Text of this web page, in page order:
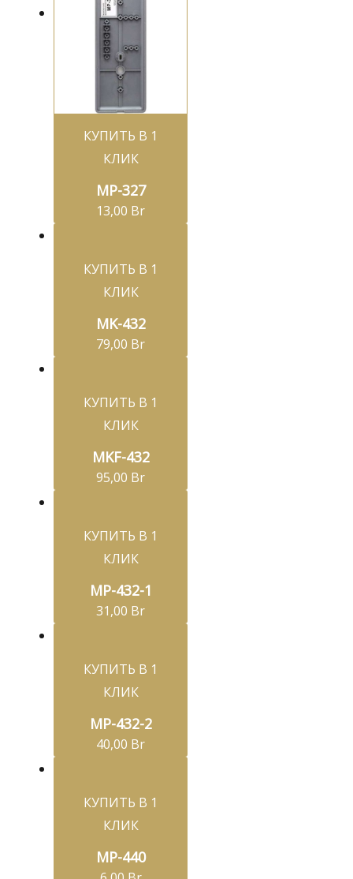
КУПИТЬ В 1
КЛИК
MP-327
13,00 Br
КУПИТЬ В 1
КЛИК
MK-432
79,00 Br
КУПИТЬ В 1
КЛИК
MKF-432
95,00 Br
КУПИТЬ В 1
КЛИК
МР-432-1
31,00 Br
КУПИТЬ В 1
КЛИК
МР-432-2
40,00 Br
КУПИТЬ В 1
КЛИК
MP-440